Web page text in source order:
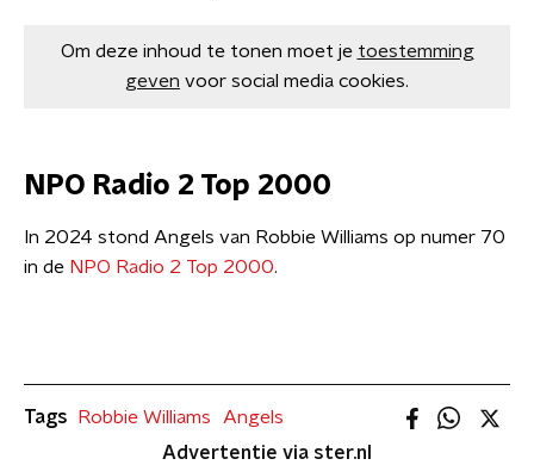
Om deze inhoud te tonen moet je toestemming
geven voor social media cookies.
NPO Radio 2 Top 2000
In 2024 stond Angels van Robbie Williams op numer 70
in de NPO Radio 2 Top 2000.
Tags Robbie Williams
Angels
Advertentie via ster.nl